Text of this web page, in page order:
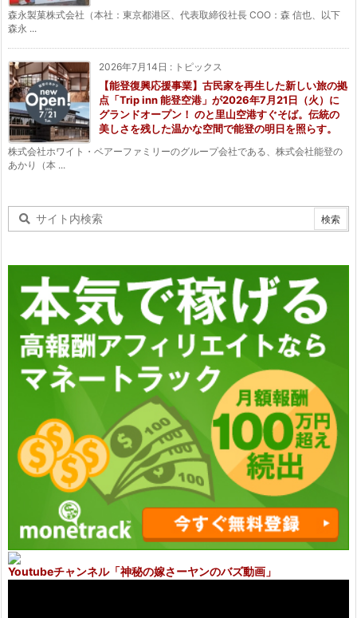
森永製菓株式会社（本社：東京都港区、代表取締役社長 COO：森 信也、以下
森永 ...
2026年7月14日 : トピックス
【能登復興応援事業】古民家を再生した新しい旅の拠
点「Trip inn 能登空港」が2026年7月21日（火）に
グランドオープン！ のと里山空港すぐそば。伝統の
美しさを残した温かな空間で能登の明日を照らす。
株式会社ホワイト・ベアーファミリーのグループ会社である、株式会社能登の
あかり（本 ...
Youtubeチャンネル「神秘の嫁さーヤンのバズ動画」